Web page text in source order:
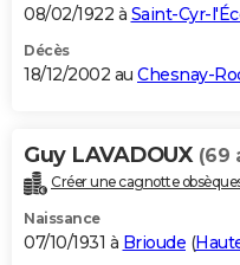
08/02/1922 à Saint-Cyr-
Décès
18/12/2002 au Chesnay-
Guy LAVADOUX (69
Créer une cagnotte
Naissance
07/10/1931 à Brioude (